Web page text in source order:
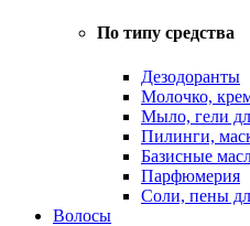
По типу средства
Дезодоранты
Молочко,
Мыло, гели
Пилинги,
Базисные
Парфюмерия
Соли, пены
Волосы